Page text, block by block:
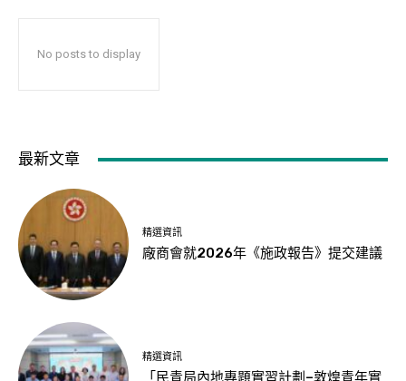
No posts to display
最新文章
精選資訊
廠商會就2026年《施政報告》提交建議
精選資訊